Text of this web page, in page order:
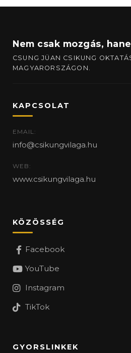
Nem csak mozgás,
CSUNG JÜAN CSIKUNG
MAGYARORSZÁGON.
KAPCSOLAT
EMAIL:
info@csikungvilaga.hu
WEB:
www.csikungvilaga.hu
KÖZÖSSÉG
Facebook
YouTube
Instagram
TikTok
GYORSLINKEK